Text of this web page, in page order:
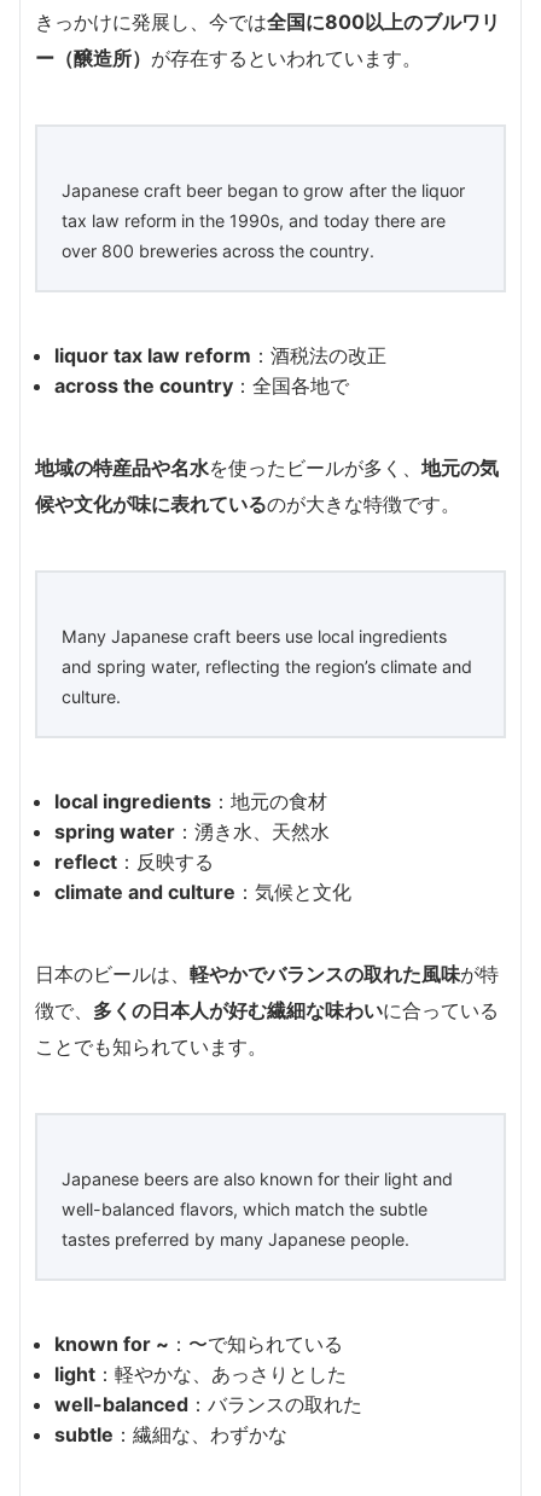
きっかけに発展し、今では全国に800以上のブルワリ
ー（醸造所） が存在するといわれています。
Japanese craft beer began to grow after the liquor
tax law reform in the 1990s, and today there are
over 800 breweries across the country.
liquor tax law reform ：酒税法の改正
across the country ：全国各地で
地域の特産品や名水を使ったビールが多く、 地元の気
候や文化が味に表れているのが大きな特徴です。
Many Japanese craft beers use local ingredients
and spring water, reflecting the region’s climate and
culture.
local ingredients ：地元の食材
spring water ：湧き水、天然水
reflect ：反映する
climate and culture ：気候と文化
日本のビールは、 軽やかでバランスの取れた風味が特
徴で、 多くの日本人が好む繊細な味わいに合っている
ことでも知られています。
Japanese beers are also known for their light and
well-balanced flavors, which match the subtle
tastes preferred by many Japanese people.
known for ~ ：〜で知られている
light ：軽やかな、あっさりとした
well-balanced ：バランスの取れた
subtle ：繊細な、わずかな